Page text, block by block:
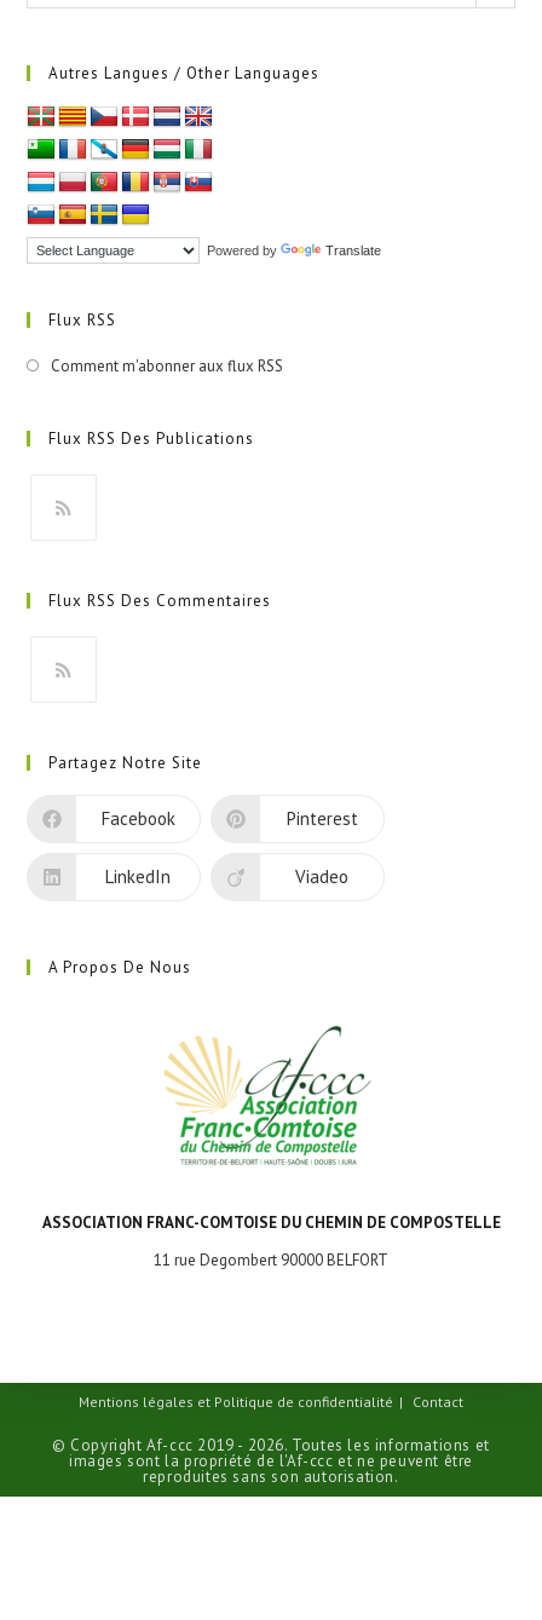
Autres Langues / Other Languages
Powered by Translate
Flux RSS
Comment m'abonner aux flux RSS
Flux RSS Des Publications
un
onglet
Flux RSS Des Commentaires
un
nouvel
Partagez Notre Site
Facebook Pinterest
LinkedIn Viadeo
A Propos De Nous
ASSOCIATION FRANC-COMTOISE DU CHEMIN DE COMPOSTELLE
11 rue Degombert 90000 BELFORT
Mentions légales et Politique de confidentialité Contact
© Copyright Af-ccc 2019 - 2026. Toutes les informations et
images sont la propriété de l'Af-ccc et ne peuvent être
reproduites sans son autorisation.